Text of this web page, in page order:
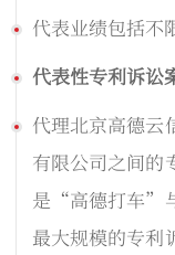
代表业绩包括不
代表性专利诉讼
代理北京高德云
有限公司之间的
是“高德打车”
最大规模的专利